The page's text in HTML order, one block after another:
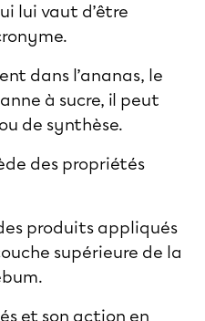
lui vaut d’être
dans l’ananas, le
à sucre, il peut
de synthèse.
des propriétés
produits appliqués
supérieure de la
et son action en